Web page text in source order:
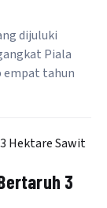
dijuluki
Piala
empat tahun
3